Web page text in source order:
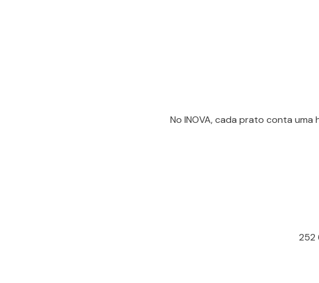
No INOVA, cada prato conta
252